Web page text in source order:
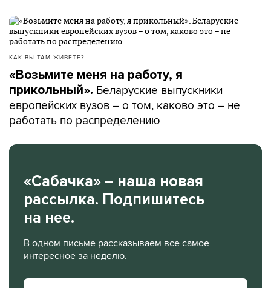
КАК ВЫ ТАМ ЖИВЕТЕ?
«Возьмите меня на работу, я
прикольный». Беларуские выпускники
европейских вузов – о том, каково это – не
работать по распределению
«Сабачка» – наша новая
рассылка. Подпишитесь
на нее.
В одном письме рассказываем все самое
интересное за неделю.